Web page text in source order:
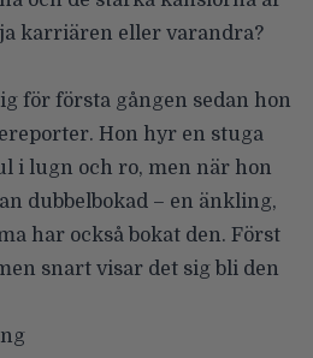
karriären eller varandra?
för första gången sedan hon
Hon hyr en stuga
i lugn och ro, men när hon
dubbelbokad – en änkling,
har också bokat den. Först
snart visar det sig bli den